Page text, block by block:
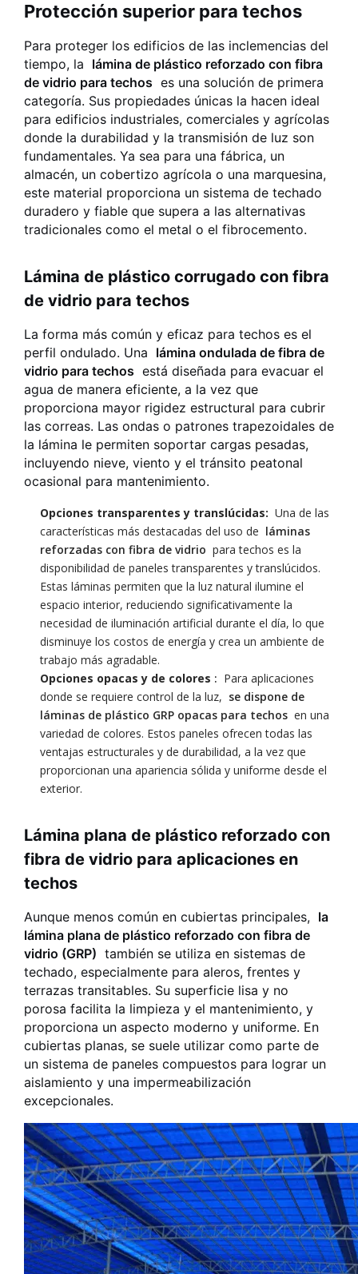
Protección superior para techos
Para proteger los edificios de las inclemencias del
tiempo, la lámina de plástico reforzado con fibra
de vidrio para techos es una solución de primera
categoría. Sus propiedades únicas la hacen ideal
para edificios industriales, comerciales y agrícolas
donde la durabilidad y la transmisión de luz son
fundamentales. Ya sea para una fábrica, un
almacén, un cobertizo agrícola o una marquesina,
este material proporciona un sistema de techado
duradero y fiable que supera a las alternativas
tradicionales como el metal o el fibrocemento.
Lámina de plástico corrugado con fibra
de vidrio para techos
La forma más común y eficaz para techos es el
perfil ondulado. Una lámina ondulada de fibra de
vidrio para techos está diseñada para evacuar el
agua de manera eficiente, a la vez que
proporciona mayor rigidez estructural para cubrir
las correas. Las ondas o patrones trapezoidales de
la lámina le permiten soportar cargas pesadas,
incluyendo nieve, viento y el tránsito peatonal
ocasional para mantenimiento.
Opciones transparentes y translúcidas: Una de las
características más destacadas del uso de láminas
reforzadas con fibra de vidrio para techos es la
disponibilidad de paneles transparentes y translúcidos.
Estas láminas permiten que la luz natural ilumine el
espacio interior, reduciendo significativamente la
necesidad de iluminación artificial durante el día, lo que
disminuye los costos de energía y crea un ambiente de
trabajo más agradable.
Opciones opacas y de colores : Para aplicaciones
donde se requiere control de la luz, se dispone de
láminas de plástico GRP opacas para techos en una
variedad de colores. Estos paneles ofrecen todas las
ventajas estructurales y de durabilidad, a la vez que
proporcionan una apariencia sólida y uniforme desde el
exterior.
Lámina plana de plástico reforzado con
fibra de vidrio para aplicaciones en
techos
Aunque menos común en cubiertas principales, la
lámina plana de plástico reforzado con fibra de
vidrio (GRP) también se utiliza en sistemas de
techado, especialmente para aleros, frentes y
terrazas transitables. Su superficie lisa y no
porosa facilita la limpieza y el mantenimiento, y
proporciona un aspecto moderno y uniforme. En
cubiertas planas, se suele utilizar como parte de
un sistema de paneles compuestos para lograr un
aislamiento y una impermeabilización
excepcionales.